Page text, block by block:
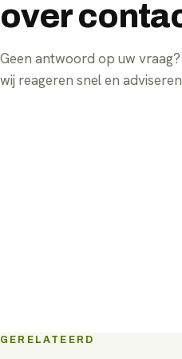
over
Geen antwoord op uw
wij reageren snel en
GERELATEERD